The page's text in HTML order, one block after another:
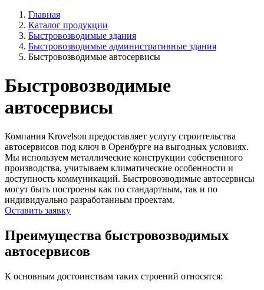
Главная
Каталог продукции
Быстровозводимые здания
Быстровозводимые административные здания
Быстровозводимые автосервисы
Быстровозводимые
автосервисы
Компания Krovelson предоставляет услугу строительства
автосервисов под ключ в Оренбурге на выгодных условиях.
Мы используем металлические конструкции собственного
производства, учитываем климатические особенности и
доступность коммуникаций. Быстровозводимые автосервисы
могут быть построены как по стандартным, так и по
индивидуально разработанным проектам.
Оставить заявку
Преимущества быстровозводимых
автосервисов
К основным достоинствам таких строений относятся: